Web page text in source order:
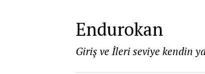
Endurokan
Giriş ve İleri seviye kendin